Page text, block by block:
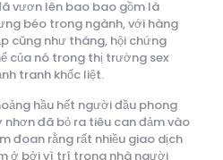
vươn lên bao bao gồm là
béo trong ngành, với hàng
cũng như tháng, hội chứng
của nó trong thị trường sex
tranh khốc liệt.
hầu hết người đầu phong
nhơn đã bỏ ra tiêu can đảm vào
đoan rằng rất nhiều giao dịch
ở bởi vì trí trong nhà người